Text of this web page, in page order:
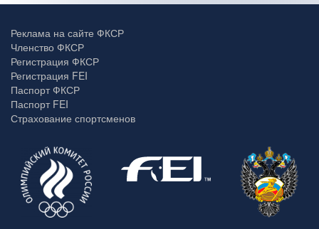
Реклама на сайте ФКСР
Членство ФКСР
Регистрация ФКСР
Регистрация FEI
Паспорт ФКСР
Паспорт FEI
Страхование спортсменов